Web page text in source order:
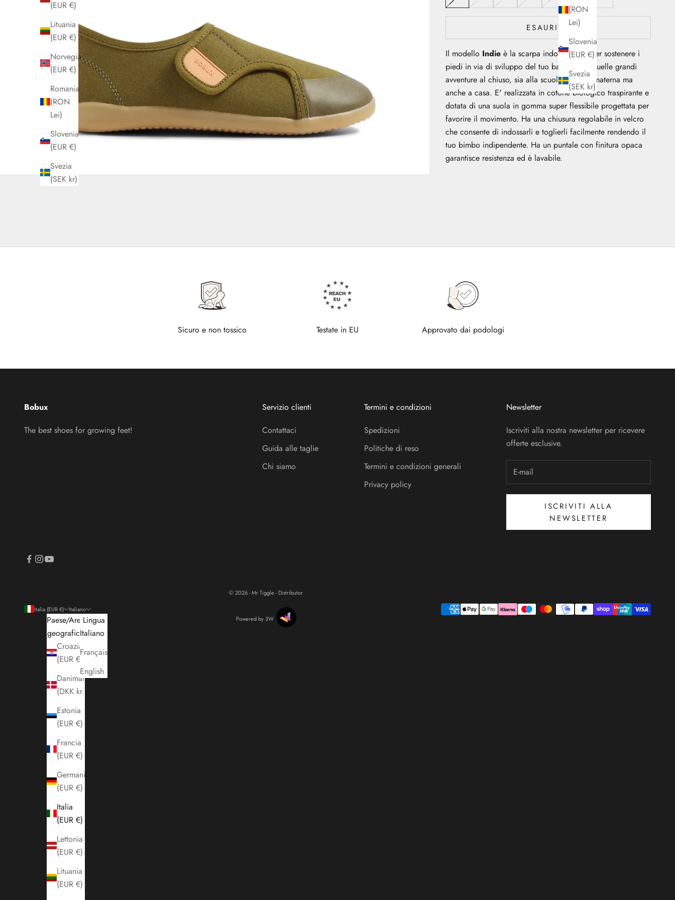
(RON
Lei)
Slovenia
(EUR €)
Svezia
(SEK kr)
(EUR €)
Lituania
(EUR €)
Norvegia
(EUR €)
Romania
(RON
Lei)
Slovenia
(EUR €)
Svezia
(SEK kr)
ESAURITO
Il modello Indieè la scarpa indoor ideale per sostenere i
piedi in via di sviluppo del tuo bambino in quelle grandi
avventure al chiuso, sia alla scuola che alla materna ma
anche a casa. E' realizzata in cotone biologico traspirante e
dotata di una suola in gomma super flessibile progettata per
favorire il movimento. Ha una chiusura regolabile in velcro
che consente di indossarli e toglierli facilmente rendendo il
tuo bimbo indipendente. Ha un puntale con finitura opaca
garantisce resistenza ed è lavabile.
Sicuro e non tossico Testate in EU Approvato dai podologi
Bobux
The best shoes for growing feet!
Servizio clienti
Contattaci
Guida alle taglie
Chi siamo
Termini e condizioni
Spedizioni
Politiche di reso
Termini e condizioni generali
Privacy policy
Newsletter
Iscriviti alla nostra newsletter per ricevere
offerte esclusive.
ISCRIVITI ALLA
NEWSLETTER
Italia (EUR €)
Paese/Area
geografica
Croazia
(EUR €)
Danimarca
(DKK kr.)
Estonia
(EUR €)
Francia
(EUR €)
Germania
(EUR €)
Italia
(EUR €)
Lettonia
(EUR €)
Lituania
(EUR €)
Italiano
Lingua
Italiano
Français
English
© 2026 - Mr Tiggle - Distributor
Powered by 3W